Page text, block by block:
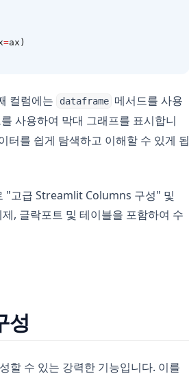
=ax)
컬럼에는 dataframe 메서드를 사용
사용하여 막대 그래프를 표시합니
터를 쉽게 탐색하고 이해할 수 있게 됩
"고급 Streamlit Columns 구성" 및
, 글락포트 및 테이블을 포함하여 수
성
할 수 있는 강력한 기능입니다. 이를